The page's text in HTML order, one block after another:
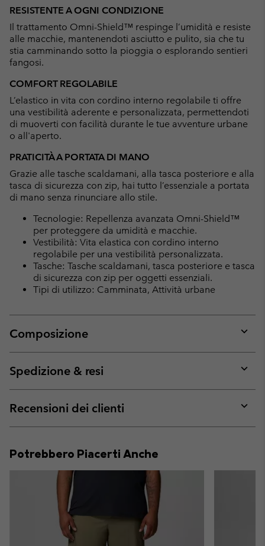
RESISTENTE A OGNI CONDIZIONE
Il trattamento Omni-Shield™ respinge l’umidità e resiste
alle macchie, mantenendoti asciutto e pulito, sia che tu
stia camminando sotto la pioggia o esplorando sentieri
fangosi.
COMFORT REGOLABILE
L’elastico in vita con cordino interno regolabile ti offre
una vestibilità aderente e personalizzata, permettendoti
di muoverti con facilità durante le tue avventure urbane
o all'aperto.
PRATICITÀ A PORTATA DI MANO
Grazie alle tasche scaldamani, alla tasca posteriore e alla
tasca di sicurezza con zip, hai tutto l’essenziale a portata
di mano senza rinunciare allo stile.
Tecnologie: Repellenza avanzata Omni-Shield™
per proteggere da umidità e macchie.
Vestibilità: Vita elastica con cordino interno
regolabile per una vestibilità personalizzata.
Tasche: Tasche scaldamani, tasca posteriore e tasca
di sicurezza con zip per oggetti essenziali.
Tipi di utilizzo: Camminata, Attività urbane
Composizione
or
Spedizione & resi
or
Recensioni dei clienti
or
Potrebbero Piacerti Anche